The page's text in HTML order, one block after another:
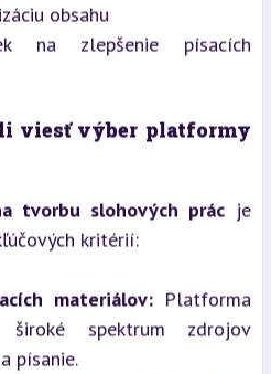
obsahu
na zlepšenie písacích
viesť výber platformy
tvorbu slohových prác je
kritérií:
materiálov:Platforma
spektrum zdrojov
písanie.